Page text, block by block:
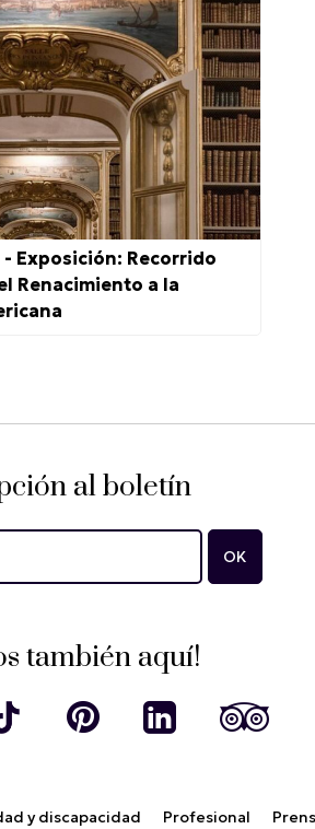
Exposición: Recorrido
Renacimiento a la
al boletín
también aquí!
y discapacidad Profesional